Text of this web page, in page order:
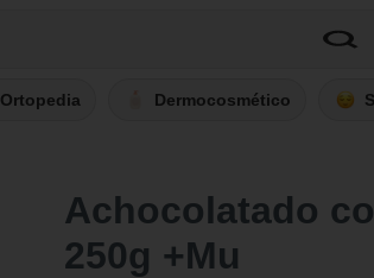
Ortopedia Dermocosmético
Achocolatado
250g +Mu